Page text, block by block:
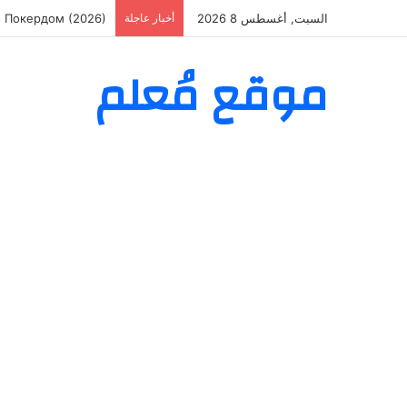
السبت, أغسطس 8 2026 أخبار عاجلة Покердом (2026)
موقع مُعلم